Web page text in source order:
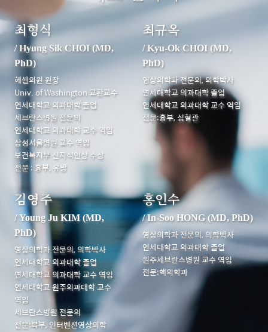
최형식
/ Hyung Sik CHOI (MD,
PhD)
헤셀의원 원장
Univ. of Washington 교환교수
연세대학교 의과대학 졸업
세브란스병원 전문의
연세대학교 의과대학 교수 역임
삼성서울병원 교수 역임
보건복지부 신지식인상 수상
전문 : 흉부, 유방
최규옥
/ Kyu-Ok CHOI (MD,
PhD)
영상의학과 전문의, 의학박사
연세대학교 의과대학 졸업
연세대학교 의과대학 교수 역임
전문:흉부, 심혈관
김영주
/ Young Ju KIM (MD,
PhD)
영상의학과 전문의, 의학박사
연세대학교 의과대학 졸업
연세대학교 의과대학 교수 역임
연세대학교 원주의과대학 교수
역임
세브란스병원 전문의
전문:복부, 인터벤션영상의학
홍인수
/ In-Soo HONG (MD, PhD)
영상의학과 전문의, 의학박사
연세대학교 의과대학 졸업
원주세브란스병원 교수 역임
전문:핵의학과